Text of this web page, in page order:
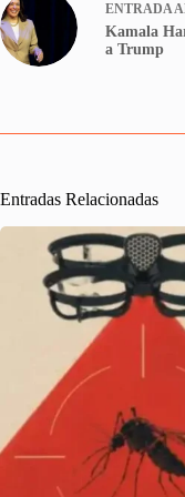
ENTRADA
Kamala
a Trump
Entradas Relacionadas